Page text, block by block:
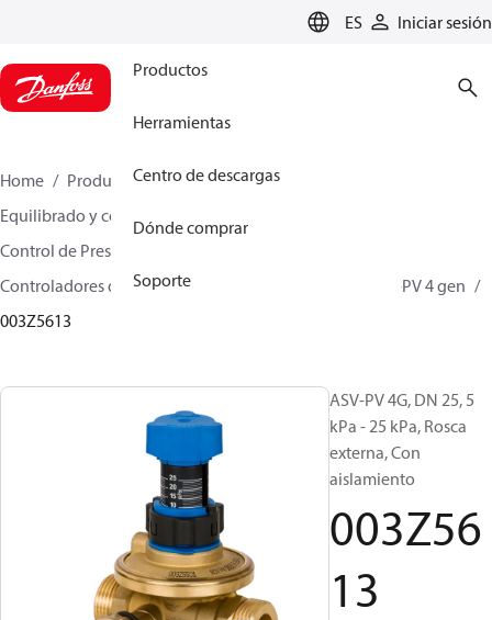
ES Iniciar sesión
Productos
Herramientas
Centro de descargas
Dónde comprar
Soporte
Home Productos
Climate Solutions for heating
Equilibrado y control hidrónicos
Control de Presión Diferencial
Controladores de presión diferencial
ASV-PV 4 gen
003Z5613
ASV-PV 4G, DN 25, 5
kPa - 25 kPa, Rosca
externa, Con
aislamiento
003Z56
13